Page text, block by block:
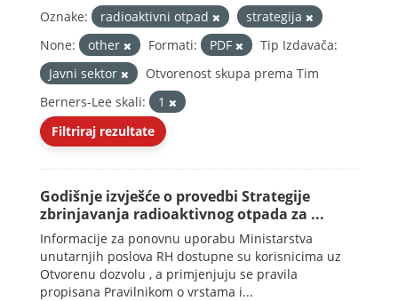
Oznake: radioaktivni otpad
strategija
None:
other Formati: PDF
Tip Izdavača:
Javni sektor
Otvorenost skupa prema Tim
Berners-Lee skali:
1
Filtriraj rezultate
Godišnje izvješće o provedbi Strategije
zbrinjavanja radioaktivnog otpada za ...
Informacije za ponovnu uporabu Ministarstva
unutarnjih poslova RH dostupne su korisnicima uz
Otvorenu dozvolu , a primjenjuju se pravila
propisana Pravilnikom o vrstama i...